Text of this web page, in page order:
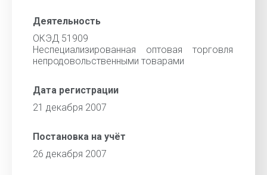
Деятельность
ОКЭД 51909
Неспециализированная оптовая торговля
непродовольственными товарами
Дата регистрации
21 декабря 2007
Постановка на учёт
26 декабря 2007